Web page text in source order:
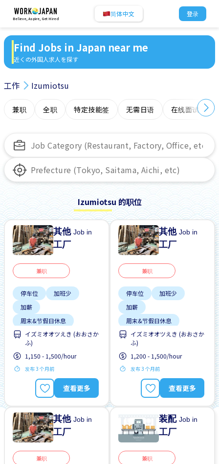
Believe, Aspire, Get Hired
简体中文 登录
Find Jobs in Japan near me
近くの外国人求人を探す
工作 Izumiotsu
兼职 全职 特定技能签 无需日语 在线面试
Izumiotsu 的职位
其他Job in
工厂
兼职
停车位
加班少
加薪
周末&节假日休息
支付交通费
无经验要求
有机会被录取全职工作
イズミオオツえき (おおさか
ふ)
1,150 - 1,500/hour
发布 3 个月前
查看更多
其他Job in
工厂
兼职
停车位
加班少
加薪
周末&节假日休息
外籍员工
支付交通费
无经验要求
有机会被录取全职工作
イズミオオツえき (おおさか
ふ)
1,200 - 1,500/hour
发布 3 个月前
查看更多
其他Job in
工厂
兼职
装配Job in
工厂
兼职